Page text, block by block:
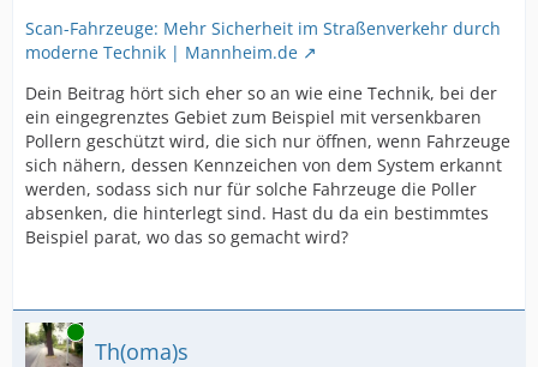
Scan-Fahrzeuge: Mehr Sicherheit im Straßenverkehr durch
moderne Technik | Mannheim.de
Dein Beitrag hört sich eher so an wie eine Technik, bei der
ein eingegrenztes Gebiet zum Beispiel mit versenkbaren
Pollern geschützt wird, die sich nur öffnen, wenn Fahrzeuge
sich nähern, dessen Kennzeichen von dem System erkannt
werden, sodass sich nur für solche Fahrzeuge die Poller
absenken, die hinterlegt sind. Hast du da ein bestimmtes
Beispiel parat, wo das so gemacht wird?
Online
Th(oma)s